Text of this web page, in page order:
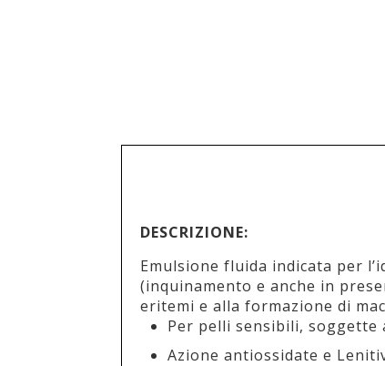
DESCRIZIONE:
Emulsione fluida indicata per
(inquinamento e anche in
eritemi e alla formazione di
Per pelli sensibili, soggette
Azione antiossidate e